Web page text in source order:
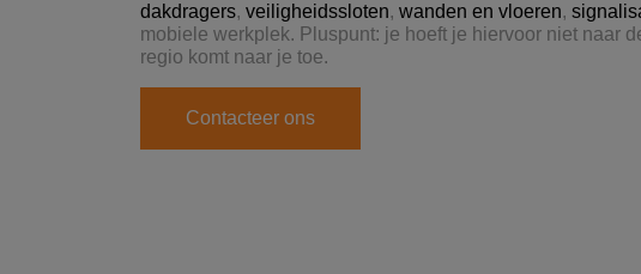
dakdragers, veiligheidssloten, wanden en vloeren,
mobiele werkplek. Pluspunt: je hoeft je hiervoor niet naar
regio komt naar je toe.
Contacteer ons